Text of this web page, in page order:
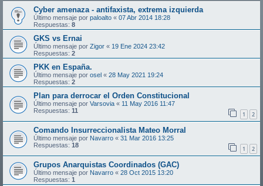
Cyber amenaza - antifaxista, extrema izquierda
Último mensaje por paloalto « 07 Abr 2014 18:28
Respuestas: 8
GKS vs Ernai
Último mensaje por Zigor « 19 Ene 2024 23:42
Respuestas: 2
PKK en España.
Último mensaje por osel « 28 May 2021 19:24
Respuestas: 2
Plan para derrocar el Orden Constitucional
Último mensaje por Varsovia « 11 May 2016 11:47
Respuestas: 11 1 2
Comando Insurreccionalista Mateo Morral
Último mensaje por Navarro « 31 Mar 2016 13:25
Respuestas: 18 1 2
Grupos Anarquistas Coordinados (GAC)
Último mensaje por Navarro « 28 Oct 2015 13:20
Respuestas: 1